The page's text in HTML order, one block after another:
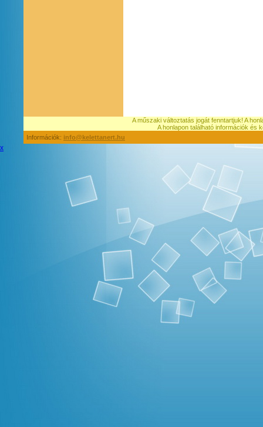
A műszaki változtatás jogát fenntartjuk! A
A honlapon található információk és
Információk: info@kelettanert.hu
x